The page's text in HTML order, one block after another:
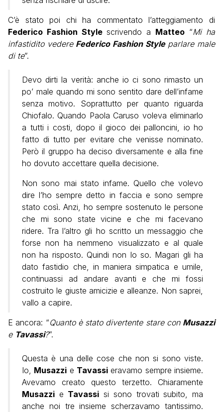
C’è stato poi chi ha commentato l’atteggiamento di
Federico Fashion Style scrivendo a Matteo “Mi ha
infastidito vedere Federico Fashion Styleparlare male
di te”.
Devo dirti la verità: anche io ci sono rimasto un
po’ male quando mi sono sentito dare dell’infame
senza motivo. Soprattutto per quanto riguarda
Chiofalo. Quando Paola Caruso voleva eliminarlo
a tutti i costi, dopo il gioco dei palloncini, io ho
fatto di tutto per evitare che venisse nominato.
Però il gruppo ha deciso diversamente e alla fine
ho dovuto accettare quella decisione.
Non sono mai stato infame. Quello che volevo
dire l’ho sempre detto in faccia e sono sempre
stato così. Anzi, ho sempre sostenuto le persone
che mi sono state vicine e che mi facevano
ridere. Tra l’altro gli ho scritto un messaggio che
forse non ha nemmeno visualizzato e al quale
non ha risposto. Quindi non lo so. Magari gli ha
dato fastidio che, in maniera simpatica e umile,
continuassi ad andare avanti e che mi fossi
costruito le giuste amicizie e alleanze. Non saprei,
vallo a capire.
E ancora: “Quanto è stato divertente stare con Musazzi
e Tavassi?”.
Questa è una delle cose che non si sono viste.
Io, Musazzi e Tavassi eravamo sempre insieme.
Avevamo creato questo terzetto. Chiaramente
Musazzi e Tavassi si sono trovati subito, ma
anche noi tre insieme scherzavamo tantissimo.